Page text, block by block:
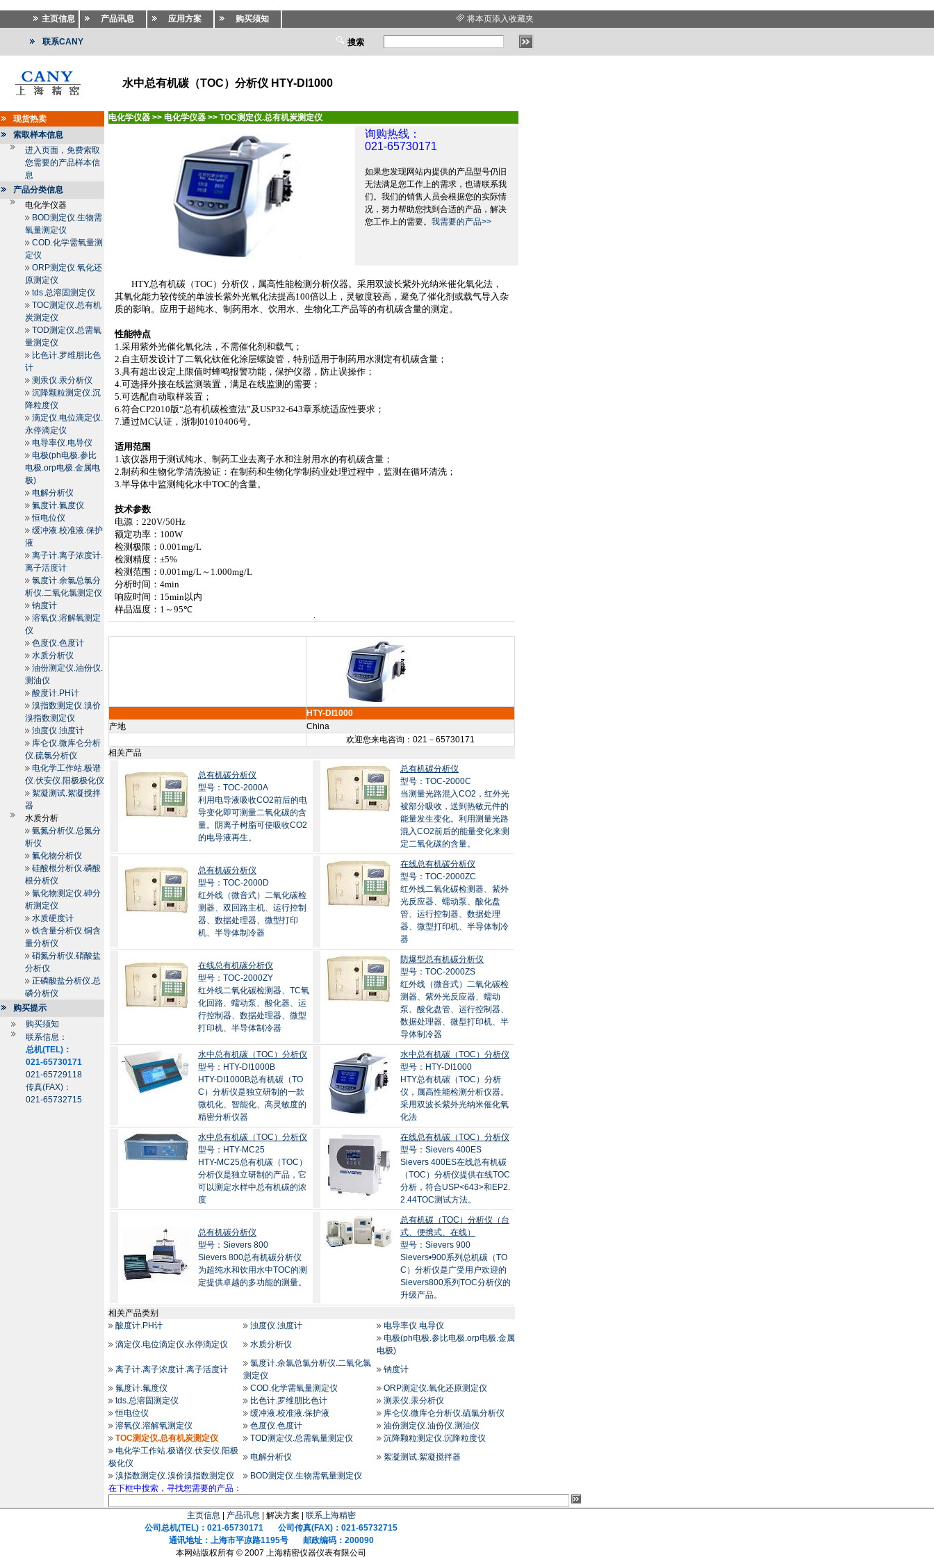
主页信息 产品讯息 应用方案 购买须知 将本页添入收藏夹
联系CANY 搜索
水中总有机碳（TOC）分析仪 HTY-DI1000
现货热卖
索取样本信息
进入页面，免费索取
您需要的产品样本信
息
产品分类信息
电化学仪器
BOD测定仪.生物需
氧量测定仪
COD.化学需氧量测
定仪
ORP测定仪.氧化还
原测定仪
tds.总溶固测定仪
TOC测定仪.总有机
炭测定仪
TOD测定仪.总需氧
量测定仪
比色计.罗维朋比色
计
测汞仪.汞分析仪
沉降颗粒测定仪.沉
降粒度仪
滴定仪.电位滴定仪.
永停滴定仪
电导率仪.电导仪
电极(ph电极.参比
电极.orp电极.金属电
极)
电解分析仪
氟度计.氟度仪
恒电位仪
缓冲液.校准液.保护
液
离子计.离子浓度计.
离子活度计
氯度计.余氯总氯分
析仪.二氧化氯测定仪
钠度计
溶氧仪.溶解氧测定
仪
色度仪.色度计
水质分析仪
油份测定仪.油份仪.
测油仪
酸度计.PH计
溴指数测定仪.溴价
溴指数测定仪
浊度仪.浊度计
库仑仪.微库仑分析
仪.硫氯分析仪
电化学工作站.极谱
仪.伏安仪.阳极极化仪
絮凝测试.絮凝搅拌
器
水质分析
氨氮分析仪.总氮分
析仪
氟化物分析仪
硅酸根分析仪.磷酸
根分析仪
氰化物测定仪.砷分
析测定仪
水质硬度计
铁含量分析仪.铜含
量分析仪
硝氮分析仪.硝酸盐
分析仪
正磷酸盐分析仪.总
磷分析仪
购买提示
购买须知
联系信息：
总机(TEL)：
021-65730171
021-65729118
传真(FAX)：
021-65732715
电化学仪器 >> 电化学仪器 >> TOC测定仪.总有机炭测定仪
询购热线：
021-65730171
如果您发现网站内提供的产品型号仍旧
无法满足您工作上的需求，也请联系我
们。我们的销售人员会根据您的实际情
况，努力帮助您找到合适的产品，解决
您工作上的需要。 我需要的产品>>
HTY总有机碳（TOC ）分析仪，属高性能检测分析仪器。采用双波长紫外光纳米催化氧化法，
其氧化能力较传统的单波长紫外光氧化法提高100倍以上，灵敏度较高，避免了催化剂或载气导入杂
质的影响。应用于超纯水、制药用水、饮用水、生物化工产品等的有机碳含量的测定。
性能特点
1.采用紫外光催化氧化法，不需催化剂和载气；
2.自主研发设计了二氧化钛催化涂层螺旋管，特别适用于制药用水测定有机碳含量；
3.具有超出设定上限值时蜂鸣报警功能，保护仪器，防止误操作；
4.可选择外接在线监测装置，满足在线监测的需要；
5.可选配自动取样装置；
6.符合CP2010版“总有机碳检查法”及USP32-643章系统适应性要求；
7.通过MC认证，浙制01010406号。
适用范围
1.该仪器用于测试纯水、制药工业去离子水和注射用水的有机碳含量；
2.制药和生物化学清洗验证：在制药和生物化学制药业处理过程中，监测在循环清洗；
3.半导体中监测纯化水中TOC的含量。
技术参数
电源：220V/50Hz
额定功率： 100W
检测极限：0.001mg/L
检测精度：±5%
检测范围：0.001mg/L～ 1.000mg/L
分析时间：4min
响应时间： 15min以内
样品温度： 1 ～95℃
HTY-DI1000
产地
China
欢迎您来电咨询：021－65730171
相关产品
总有机碳分析仪
型号：TOC-2000A
利用电导液吸收CO2前后的电
导变化即可测量二氧化碳的含
量。阴离子树脂可使吸收CO2
的电导液再生。
总有机碳分析仪
型号：TOC-2000C
当测量光路混入CO2，红外光
被部分吸收，送到热敏元件的
能量发生变化。利用测量光路
混入CO2前后的能量变化来测
定二氧化碳的含量。
总有机碳分析仪
型号：TOC-2000D
红外线（微音式）二氧化碳检
测器、双回路主机、运行控制
器、数据处理器、微型打印
机、半导体制冷器
在线总有机碳分析仪
型号：TOC-2000ZC
红外线二氧化碳检测器、紫外
光反应器、蠕动泵、酸化盘
管、运行控制器、数据处理
器、微型打印机、半导体制冷
器
在线总有机碳分析仪
型号：TOC-2000ZY
红外线二氧化碳检测器、TC氧
化回路、蠕动泵、酸化器、运
行控制器、数据处理器、微型
打印机、半导体制冷器
防爆型总有机碳分析仪
型号：TOC-2000ZS
红外线（微音式）二氧化碳检
测器、紫外光反应器、蠕动
泵、酸化盘管、运行控制器、
数据处理器、微型打印机、半
导体制冷器
水中总有机碳（TOC）分析仪
型号：HTY-DI1000B
HTY-DI1000B总有机碳（TO
C）分析仪是独立研制的一款
微机化、智能化、高灵敏度的
精密分析仪器
水中总有机碳（TOC）分析仪
型号：HTY-DI1000
HTY总有机碳（TOC）分析
仪，属高性能检测分析仪器。
采用双波长紫外光纳米催化氧
化法
水中总有机碳（TOC）分析仪
型号：HTY-MC25
HTY-MC25总有机碳（TOC）
分析仪是独立研制的产品，它
可以测定水样中总有机碳的浓
度
在线总有机碳（TOC）分析仪
型号：Sievers 400ES
Sievers 400ES在线总有机碳
（TOC）分析仪提供在线TOC
分析，符合USP<643>和EP2.
2.44TOC测试方法。
总有机碳分析仪
型号：Sievers 800
Sievers 800总有机碳分析仪
为超纯水和饮用水中TOC的测
定提供卓越的多功能的测量。
总有机碳（TOC）分析仪（台
式、便携式、在线）
型号：Sievers 900
Sievers•900系列总机碳（TO
C）分析仪是广受用户欢迎的
Sievers800系列TOC分析仪的
升级产品。
相关产品类别
酸度计.PH计
浊度仪.浊度计
电导率仪.电导仪
滴定仪.电位滴定仪.永停滴定仪
水质分析仪
电极(ph电极.参比电极.orp电极.金属
电极)
离子计.离子浓度计.离子活度计
氯度计.余氯总氯分析仪.二氧化氯
测定仪
钠度计
氟度计.氟度仪
COD.化学需氧量测定仪
ORP测定仪.氧化还原测定仪
tds.总溶固测定仪
比色计.罗维朋比色计
测汞仪.汞分析仪
恒电位仪
缓冲液.校准液.保护液
库仑仪.微库仑分析仪.硫氯分析仪
溶氧仪.溶解氧测定仪
色度仪.色度计
油份测定仪.油份仪.测油仪
TOC测定仪.总有机炭测定仪
TOD测定仪.总需氧量测定仪
沉降颗粒测定仪.沉降粒度仪
电化学工作站.极谱仪.伏安仪.阳极
极化仪
电解分析仪
絮凝测试.絮凝搅拌器
溴指数测定仪.溴价溴指数测定仪
BOD测定仪.生物需氧量测定仪
在下框中搜索，寻找您需要的产品：
主页信息 产品讯息 | 解决方案 | 联系上海精密
公司总机(TEL)：021-65730171 公司传真(FAX)：021-65732715
通讯地址：上海市平凉路1195号 邮政编码：200090
本网站版权所有 © 2007 上海精密仪器仪表有限公司